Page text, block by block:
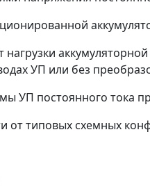
нагрузки
УП или без
УП постоянного тока
от типовых схемных